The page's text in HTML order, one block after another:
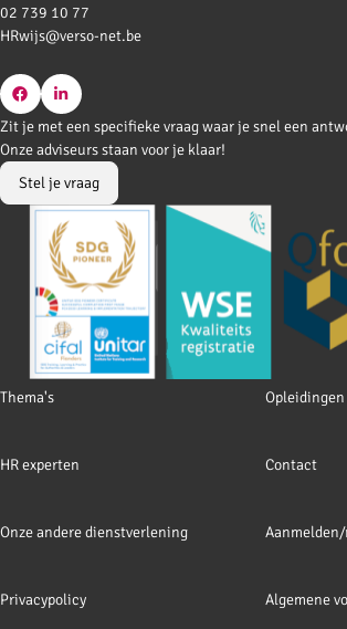
02 739 10 77
HRwijs@verso-net.be
Go
to
Facebook
Go
to
LinkedIn
Footer
Thema's Opleidingen
HR experten Contact
Onze andere dienstverlening
Privacypolicy Algemene
Zit je met een specifieke vraag waar je snel een
Onze adviseurs staan voor je klaar!
Stel je vraag